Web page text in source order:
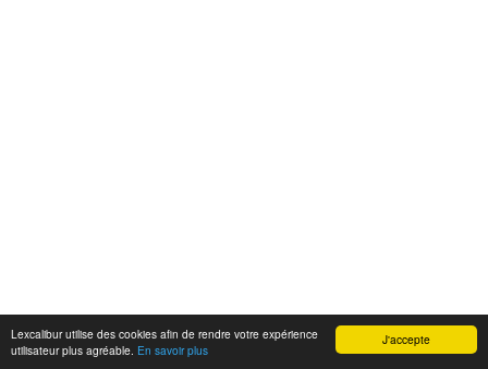
J'accepte
Lexcalibur utilise des cookies afin de rendre votre expérience
utilisateur plus agréable. En savoir plus